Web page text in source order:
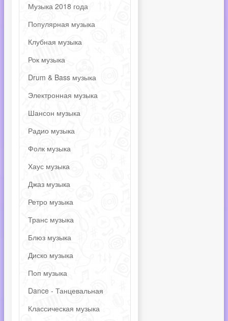
Музыка 2018 года
Популярная музыка
Клубная музыка
Рок музыка
Drum & Bass музыка
Электронная музыка
Шансон музыка
Радио музыка
Фолк музыка
Хаус музыка
Джаз музыка
Ретро музыка
Транс музыка
Блюз музыка
Диско музыка
Поп музыка
Dance - Танцевальная
Классическая музыка